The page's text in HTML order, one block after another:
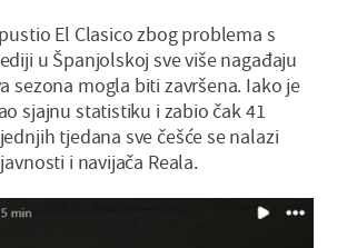
El Clasico zbog problema s
u Španjolskoj sve više nagađaju
sezona mogla biti završena. Iako je
sjajnu statistiku i zabio čak 41
tjedana sve češće se nalazi
i navijača Reala.